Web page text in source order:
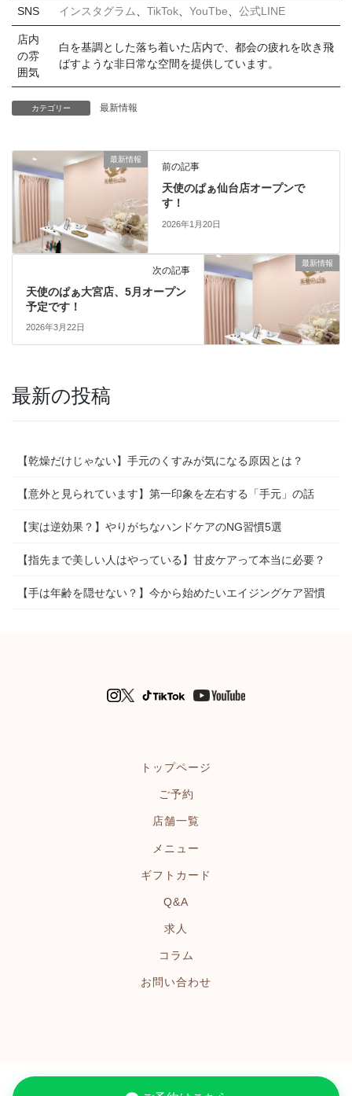
SNS インスタグラム、 TikTok、 YouTbe、 公式LINE
店内
の雰
囲気
白を基調とした落ち着いた店内で、都会の疲れを吹き飛
ばすような非日常な空間を提供しています。
カテゴリー 最新情報
最新情報
前の記事
天使のぱぁ仙台店オープンで
す！
2026年1月20日
最新情報
次の記事
天使のぱぁ大宮店、5月オープン
予定です！
2026年3月22日
最新の投稿
【乾燥だけじゃない】手元のくすみが気になる原因とは？
【意外と見られています】第一印象を左右する「手元」の話
【実は逆効果？】やりがちなハンドケアのNG習慣5選
【指先まで美しい人はやっている】甘皮ケアって本当に必要？
【手は年齢を隠せない？】今から始めたいエイジングケア習慣
トップページ
ご予約
店舗一覧
メニュー
ギフトカード
Q&A
求人
コラム
お問い合わせ